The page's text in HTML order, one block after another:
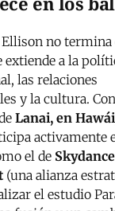
no termina
extiende a la
las relaciones
y la cultura.
Lanai, en Hawái
activamente
el de
(una alianza
el estudio